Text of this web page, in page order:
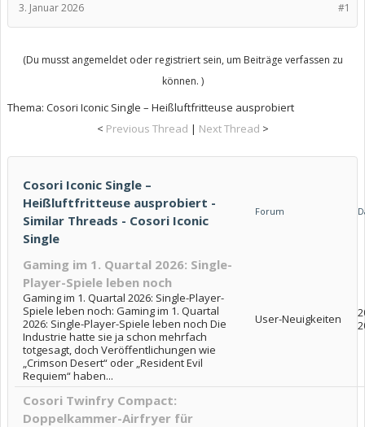
#1
3. Januar 2026
(Du musst angemeldet oder registriert sein, um Beiträge verfassen zu
können. )
Thema: Cosori Iconic Single – Heißluftfritteuse ausprobiert
< Previous Thread | Next Thread >
Cosori Iconic Single –
Heißluftfritteuse ausprobiert -
Similar Threads - Cosori Iconic
Single
Forum
Gaming im 1. Quartal 2026: Single-
Player-Spiele leben noch
Gaming im 1. Quartal 2026: Single-Player-
Spiele leben noch: Gaming im 1. Quartal
2026: Single-Player-Spiele leben noch Die
Industrie hatte sie ja schon mehrfach
totgesagt, doch Veröffentlichungen wie
„Crimson Desert“ oder „Resident Evil
Requiem“ haben...
User-Neuigkeiten
Cosori Twinfry Compact:
Doppelkammer-Airfryer für